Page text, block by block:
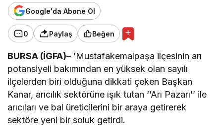
Google'da Abone Ol
0 Paylaş Beğen
BURSA (İGFA)– ’Mustafakemalpaşa ilçesinin arı
potansiyeli bakımından en yüksek olan sayılı
ilçelerden biri olduğuna dikkati çeken Başkan
Kanar, arıcılık sektörüne ışık tutan ‘’Arı Pazarı’’ ile
arıcıları ve bal üreticilerini bir araya getirerek
sektöre yeni bir soluk getirdi.